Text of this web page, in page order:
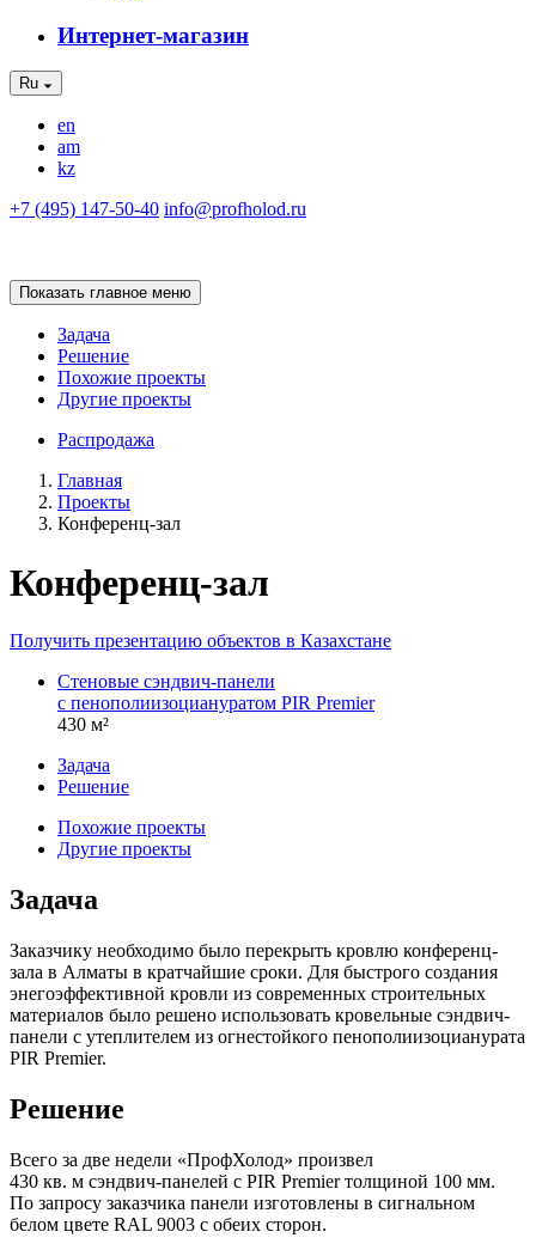
Интернет-магазин
Ru
en
am
kz
+7 (495) 147-50-40 info@profholod.ru
Показать главное меню
Задача
Решение
Похожие проекты
Другие проекты
Распродажа
Главная
Проекты
Конференц-зал
Конференц-зал
Получить презентацию объектов в Казахстане
Стеновые сэндвич-панели
с пенополиизоциануратом PIR Premier
430 м²
Задача
Решение
Похожие проекты
Другие проекты
Задача
Заказчику необходимо было перекрыть кровлю конференц-
зала в Алматы в кратчайшие сроки. Для быстрого создания
энегоэффективной кровли из современных строительных
материалов было решено использовать кровельные сэндвич-
панели с утеплителем из огнестойкого пенополиизоцианурата
PIR Premier.
Решение
Всего за две недели «ПрофХолод» произвел
430 кв. м сэндвич-панелей с PIR Premier толщиной 100 мм.
По запросу заказчика панели изготовлены в сигнальном
белом цвете RAL 9003 с обеих сторон.